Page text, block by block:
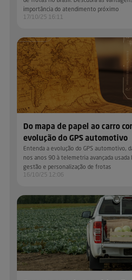
importância do atendimento próximo
17/10/25 16:11
Do mapa de papel ao carro
evolução do GPS automotivo
Entenda a evolução do GPS automotivo,
nos anos 90 à telemetria avançada usada
gestão e personalização de frotas
16/10/25 12:06